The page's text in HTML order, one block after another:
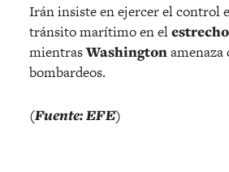
Irán insiste en ejercer el control
tránsito marítimo en el
mientrasWashington
bombardeos.
(Fuente: EFE)